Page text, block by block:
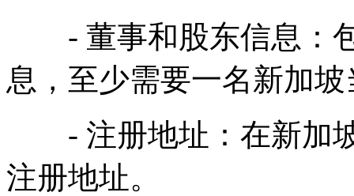
- 董事和股东信息：包
息，至少需要一名新加
- 注册地址：在新加坡
注册地址。